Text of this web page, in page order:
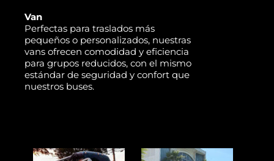
Van
Perfectas para traslados más
pequeños o personalizados, nuestras
vans ofrecen comodidad y eficiencia
para grupos reducidos, con el mismo
estándar de seguridad y confort que
nuestros buses.